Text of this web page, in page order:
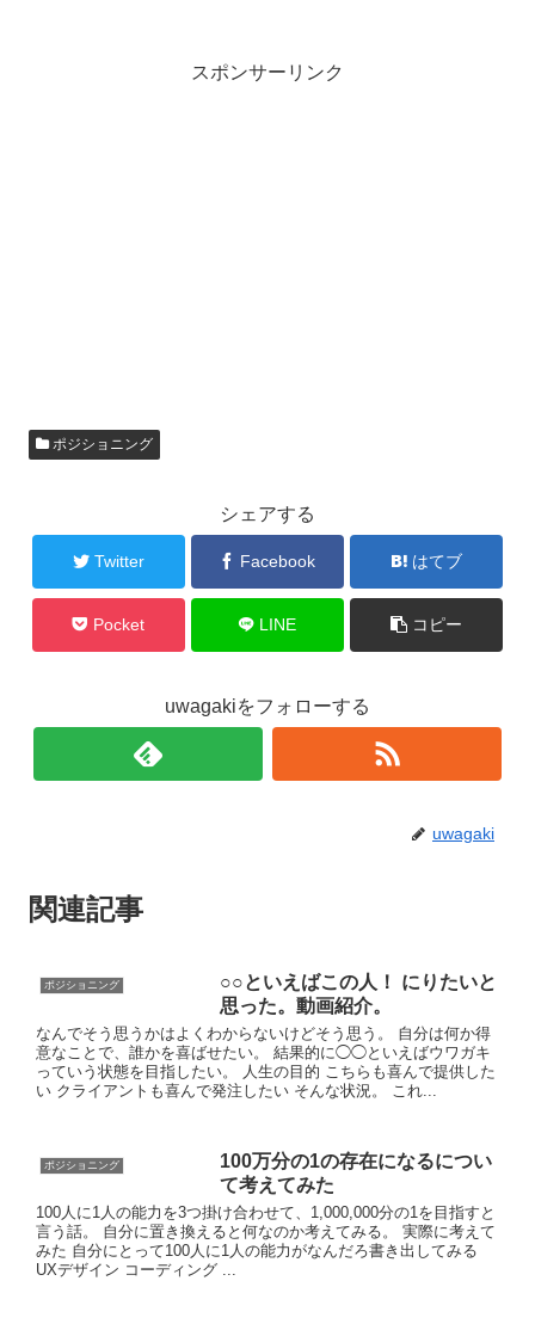
スポンサーリンク
ポジショニング
シェアする
Twitter Facebook はてブ
Pocket LINE コピー
uwagakiをフォローする
uwagaki
関連記事
ポジショニング
○○といえばこの人！ にりたいと
思った。動画紹介。
なんでそう思うかはよくわからないけどそう思う。 自分は何か得
意なことで、誰かを喜ばせたい。 結果的に◯◯といえばウワガキ
っていう状態を目指したい。 人生の目的 こちらも喜んで提供した
い クライアントも喜んで発注したい そんな状況。 これ...
ポジショニング
100万分の1の存在になるについ
て考えてみた
100人に1人の能力を3つ掛け合わせて、1,000,000分の1を目指すと
言う話。 自分に置き換えると何なのか考えてみる。 実際に考えて
みた 自分にとって100人に1人の能力がなんだろ書き出してみる
UXデザイン コーディング ...